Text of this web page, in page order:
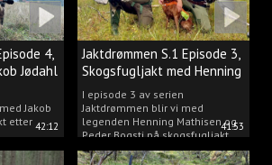
42:12
4,
Jødahl
Jakob
etter
41:53
Jaktdrømmen S.1 Episode 3,
Skogsfugljakt med Henning
og Peder
I episode 3 av serien
Jaktdrømmen blir vi med
legenden Henning Mathisen og
Peder Bogsti på skogsfugljakt.